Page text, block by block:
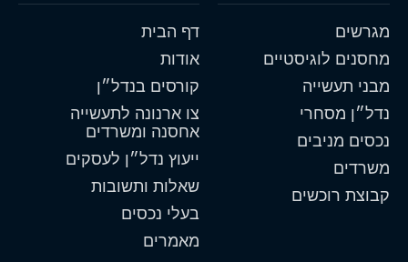
דף הבית
אודות
קורסים בנדל״ן
צו ארנונה לתעשייה
אחסנה ומשרדים
ייעוץ נדל״ן לעסקים
שאלות ותשובות
בעלי נכסים
מאמרים
מגרשים
מחסנים לוגיסטיים
מבני תעשייה
נדל״ן מסחרי
נכסים מניבים
משרדים
קבוצת רוכשים